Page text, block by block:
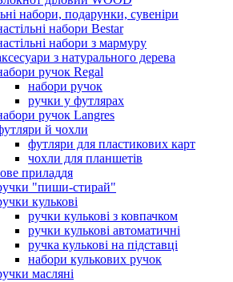
набори, подарунки, сувеніри
набори Bestar
набори з мармуру
з натурального дерева
ручок Regal
набори ручок
ручки у футлярах
ручок Langres
й чохли
футляри для пластикових карт
чохли для планшетів
приладдя
"пиши-стирай"
кулькові
ручки кулькові з ковпачком
ручки кулькові автоматичні
ручка кулькові на підставці
набори кулькових ручок
масляні